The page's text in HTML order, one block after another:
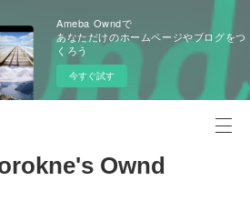
Ameba Owndで
あなただけのホームページやブログをつ
くろう
今すぐ試す
Ownd